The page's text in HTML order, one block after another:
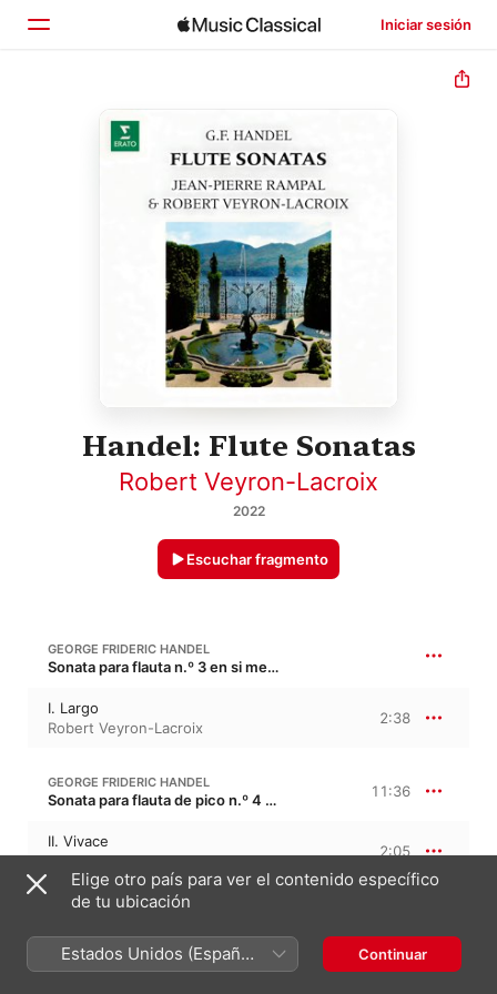
Iniciar sesión
Explorar
Handel: Flute Sonatas
Robert Veyron-Lacroix
2022
Escuchar fragmento
GEORGE FRIDERIC HANDEL
Sonata para flauta n.º 3 en si menor, HWV 367b, Op. 1/9
I. Largo
Robert Veyron-Lacroix
2:38
GEORGE FRIDERIC HANDEL
Sonata para flauta de pico n.º 4 en re menor, HWV 367a · “Fitzwilliam 3” 11:36
II. Vivace
Robert Veyron-Lacroix
2:05
III. Presto
IV. Adagio
1:26
Elige otro país para ver el contenido específico
de tu ubicación
Estados Unidos (Español
México)
Continuar